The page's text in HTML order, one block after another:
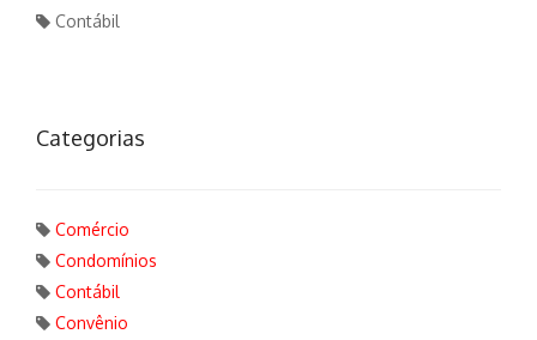
Contábil
Categorias
Comércio
Condomínios
Contábil
Convênio